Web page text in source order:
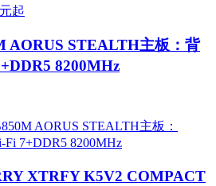
AORUS STEALTH主板：背
8200MHz
XTRFY K5V2 COMPACT